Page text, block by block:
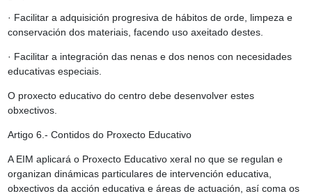
· Facilitar a adquisición progresiva de hábitos de orde, limpeza e
conservación dos materiais, facendo uso axeitado destes.
· Facilitar a integración das nenas e dos nenos con necesidades
educativas especiais.
O proxecto educativo do centro debe desenvolver estes
obxectivos.
Artigo 6.- Contidos do Proxecto Educativo
A EIM aplicará o Proxecto Educativo xeral no que se regulan e
organizan dinámicas particulares de intervención educativa,
obxectivos da acción educativa e áreas de actuación, así coma os